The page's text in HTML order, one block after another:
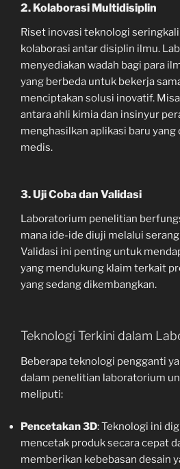
2. Kolaborasi Multidisiplin
Riset inovasi teknologi
kolaborasi antar disiplin ilmu.
menyediakan wadah bagi para
yang berbeda untuk bekerja
menciptakan solusi inovatif.
antara ahli kimia dan insinyur
menghasilkan aplikasi baru yang
medis.
3.Uji Coba dan Validasi
Laboratorium penelitian
mana ide-ide diuji melalui
Validasi ini penting untuk
yang mendukung klaim terkait
yang sedang dikembangkan.
Teknologi Terkini dalam
Beberapa teknologi pengganti
dalam penelitian laboratorium
meliputi:
Pencetakan 3D: Teknologi ini
mencetak produk secara cepat
memberikan kebebasan desain